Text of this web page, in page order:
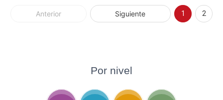
Anterior Siguiente 1 2
Por nivel